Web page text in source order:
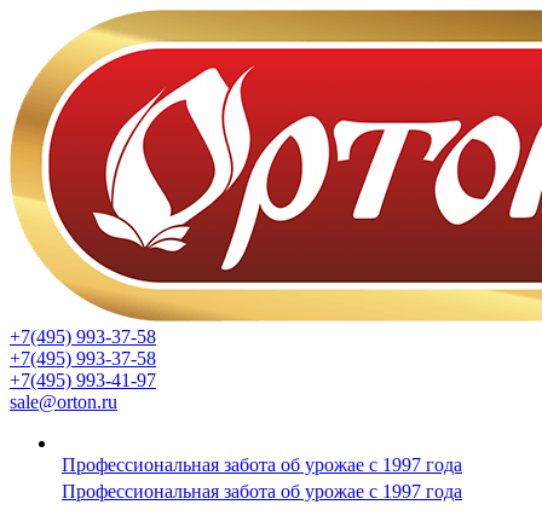
+7(495) 993-37-58
+7(495) 993-37-58
+7(495) 993-41-97
sale@orton.ru
Профессиональная забота об урожае с 1997 года
Профессиональная забота об урожае с 1997 года